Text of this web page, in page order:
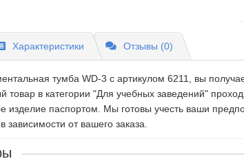
Характеристики Отзывы (0)
тумба WD-3 c артикулом 6211, вы
товар в категории "Для учебных заведений"
изделие паспортом. Мы готовы учесть ваши
зависимости от вашего заказа.